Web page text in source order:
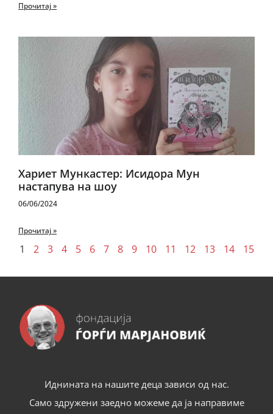
Прочитај »
Хариет Мункастер: Исидора Мун
настапува на шоу
06/06/2024
Прочитај »
1 2 3 4 5 6 7 8 9 10 11 12 13 14 15
Иднината на нашите деца зависи од нас.
Само здружени заедно можеме да ја направиме